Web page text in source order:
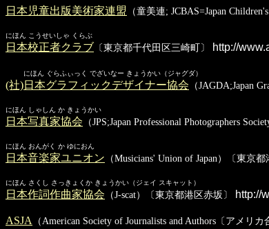
日本児童出版美術家連盟 （童美連; JCBAS=Japan
にほん こうせいしゃ くらぶ
日本校正者クラブ 〔東京都千代田区三崎町〕 http://
にほん ぐらふぃっく でざいなー きょうかい（ジャグダ）
(社)日本グラフィックデザイナー協会 （JAGDA;Japan
にほん しゃしん か きょうかい
日本写真家協会 （JPS;Japan Professional Photographers
にほん おんがく か ゆにおん
日本音楽家ユニオン （Musicians' Union of Japan）〔東京都
にほん さくし さっきょくか きょうかい（ジェイ スキャット）
日本作詞作曲家協会 （J-scat）〔東京都港区赤坂〕 http://
ASJA （American Society of Journalists and Authors〔アメリ